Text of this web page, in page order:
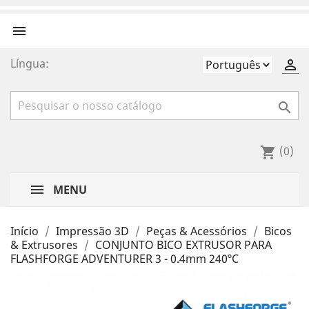


Língua:

shopping_cart (0)
MENU
Início Impressão 3D Peças & Acessórios
Bicos
& Extrusores
CONJUNTO BICO EXTRUSOR PARA
FLASHFORGE ADVENTURER 3 - 0.4mm 240ºC